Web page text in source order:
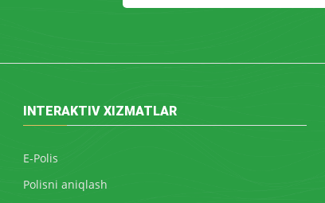
INTERAKTIV XIZMATLAR
E-Polis
Polisni aniqlash